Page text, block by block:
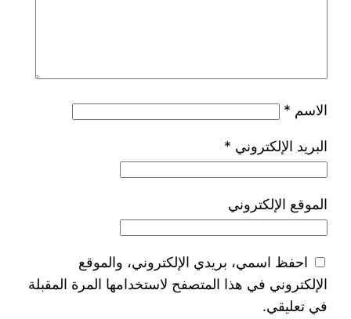
الاسم *
البريد الإلكتروني *
الموقع الإلكتروني
احفظ اسمي، بريدي الإلكتروني، والموقع
الإلكتروني في هذا المتصفح لاستخدامها المرة المقبلة
في تعليقي.